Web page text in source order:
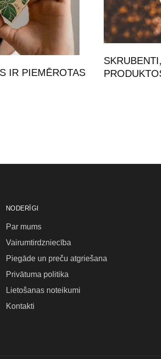
IR PIEMĒROTAS
NODERĪGI
Par mums
Vairumtirdzniecība
Piegāde un preču atgriešana
Privātuma politika
Lietošanas noteikumi
Kontakti